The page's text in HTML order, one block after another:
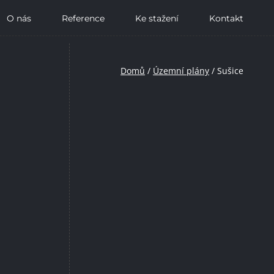
O nás Reference Ke stažení Kontakt
Domů / Územní plány /Sušice